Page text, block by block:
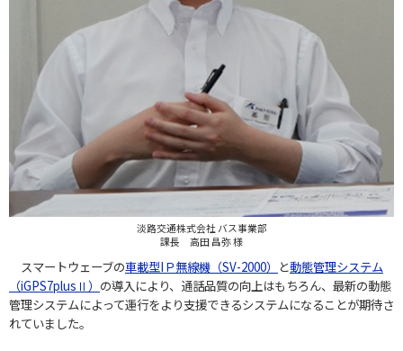
淡路交通株式会社 バス事業部
課長 高田 昌弥 様
スマートウェーブの車載型IＰ無線機（SV-2000） と動態管理システム
（iGPS7plusⅡ） の導入により、通話品質の向上はもちろん、最新の動態
管理システムによって運行をより支援できるシステムになることが期待さ
れていました。